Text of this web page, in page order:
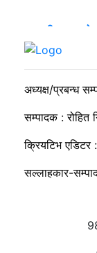
व्यवसायी
अध्यक्ष/प्रबन्ध
सम्पादक : रोहित
क्रियटिभ एडिटर
सल्लाहकार-